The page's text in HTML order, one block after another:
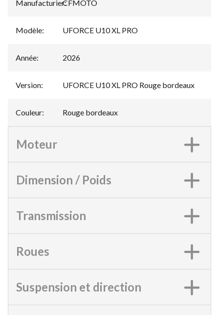
Manufacturier:
CFMOTO
Modèle: UFORCE U10 XL PRO
Année: 2026
Version: UFORCE U10 XL PRO Rouge bordeaux
Couleur: Rouge bordeaux
Moteur
Dimension / Poids
Transmission
Roues
Suspension et direction